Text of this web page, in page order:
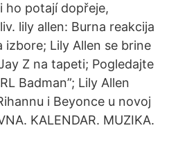
ho potají dopřeje,
lily allen: Burna reakcija
Lily Allen se brine
Z na tapeti; Pogledajte
Badman”; Lily Allen
i Beyonce u novoj
KALENDAR. MUZIKA.